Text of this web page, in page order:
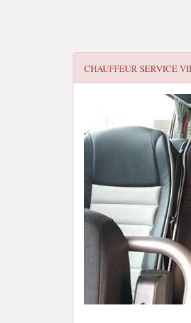
CHAUFFEUR SERVICE